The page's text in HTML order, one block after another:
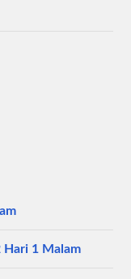
1 Malam